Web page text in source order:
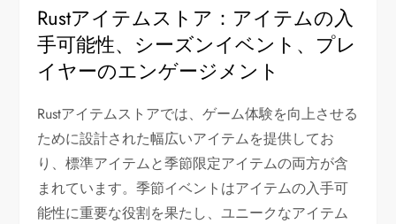
Rustアイテムストア：アイテムの入
手可能性、シーズンイベント、プレ
イヤーのエンゲージメント
Rustアイテムストアでは、ゲーム体験を向上させる
ために設計された幅広いアイテムを提供してお
り、標準アイテムと季節限定アイテムの両方が含
まれています。季節イベントはアイテムの入手可
能性に重要な役割を果たし、ユニークなアイテム